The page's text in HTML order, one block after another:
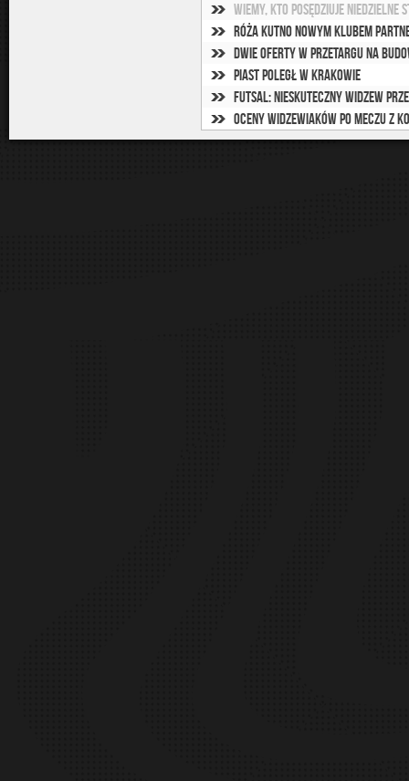
Wiemy, kto posędziuje niedzielne
Róża Kutno nowym klubem
Dwie oferty w przetargu na
Piast poległ w Krakowie
Futsal: Nieskuteczny Widzew
Oceny widzewiaków po meczu z